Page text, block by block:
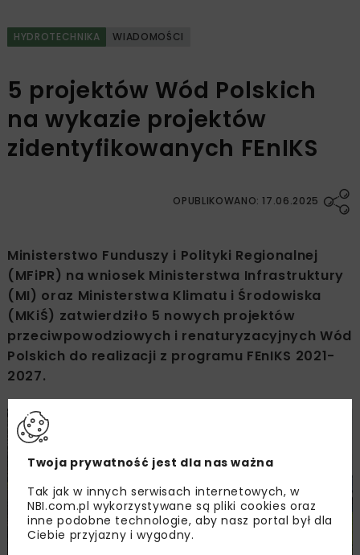
HYDROTECHNIKA WIADOMOŚCI
5 projektów Wód Polskich
na wykazie projektów
zidentyfikowanych FEnIKS
OPUBLIKOWANO: 17.06.2025
Ministerstwo Funduszy i Polityki Regionalnej
(MFiPR) na wniosek Ministerstwa Infrastruktury
(MI) oraz Ministerstwa Klimatu i Środowiska
(MKiŚ) zatwierdziło 5 nowych projektów
przeciwpowodziowych i renaturyzacyjnych Wód
Polskich do realizacji z programu FEnIKS 2021-
2027.
Twoja prywatność jest dla nas ważna
Tak jak w innych serwisach internetowych, w
NBI.com.pl wykorzystywane są pliki cookies oraz
inne podobne technologie, aby nasz portal był dla
Ciebie przyjazny i wygodny.